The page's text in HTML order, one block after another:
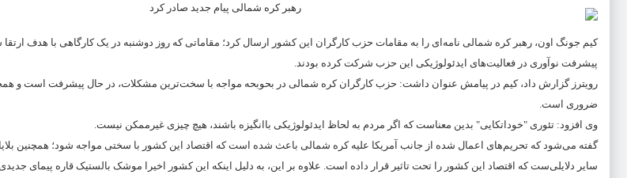
کیم جونگ اون، رهبر کره شمالی نامه‌ای را به مقامات حزب کارگران این کشور ارسال کرد؛ مقاماتی که روز دوشنبه در یک کارگاهی با هدف
پیشرفت نوآوری در فعالیت‌های ایدئولوژیکی این حزب شرکت کرده بودند.
رویترز گزارش داد، کیم در پیامش عنوان داشت: حزب کارگران کره شمالی در بحوبحه مواجه با سخت‌ترین مشکلات، در حال پیشرفت است و
ضروری است.
وی افزود: تئوری "خوداتکایی" بدین معناست که اگر مردم به لحاظ ایدئولوژیکی باانگیزه باشند، هیچ چیزی غیرممکن نیست.
سایر دلایلی‌ست که اقتصاد این کشور را تحت تاثیر قرار داده است. علاوه بر این، به دلیل اینکه این کشور اخیرا موشک بالستیک قاره پیمای